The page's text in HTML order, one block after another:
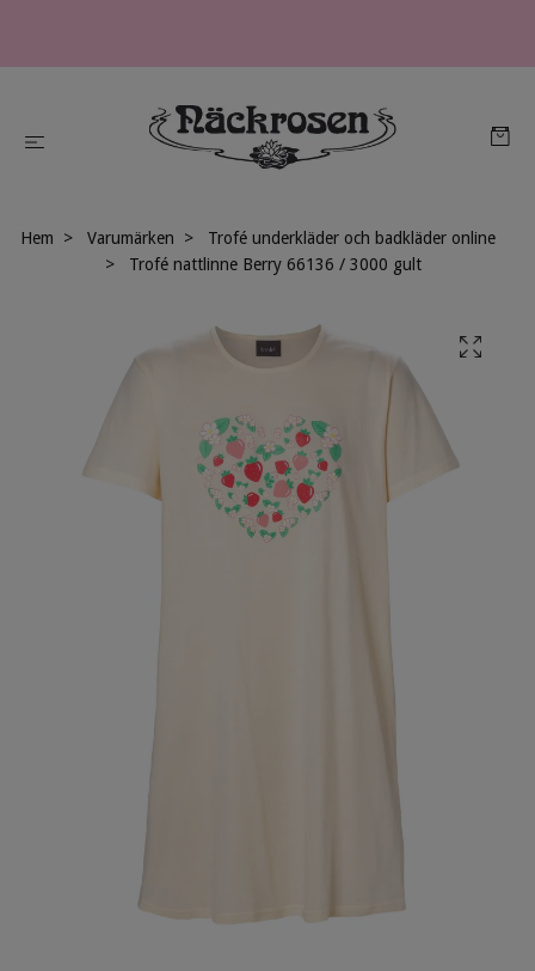
Hem Varumärken
Trofé underkläder och badkläder online
Trofé nattlinne Berry 66136 / 3000 gult